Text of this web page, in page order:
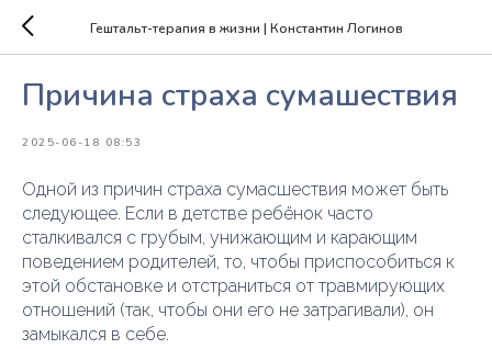
Гештальт-терапия в жизни | Константин Логинов
Причина страха сумашествия
2025-06-18 08:53
Одной из причин страха сумасшествия может быть
следующее. Если в детстве ребёнок часто
сталкивался с грубым, унижающим и карающим
поведением родителей, то, чтобы приспособиться к
этой обстановке и отстраниться от травмирующих
отношений (так, чтобы они его не затрагивали), он
замыкался в себе.